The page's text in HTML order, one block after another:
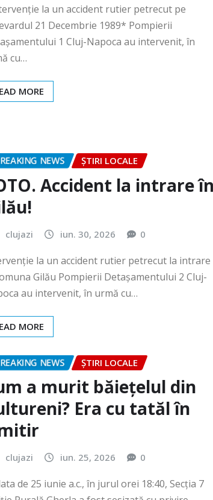
cu…
MORE
clujazi iun. 30, 2026 0
la un accident rutier petrecut la intrare
Gilău Pompierii Detașamentului 2 Cluj-
au intervenit, în urmă cu…
MORE
NEWS
a murit băiețelul din
Era cu tatăl în
clujazi iun. 25, 2026 0
de 25 iunie a.c., în jurul orei 18:40, Secția 7
Rurală Gherla a fost sesizată cu privire…
MORE